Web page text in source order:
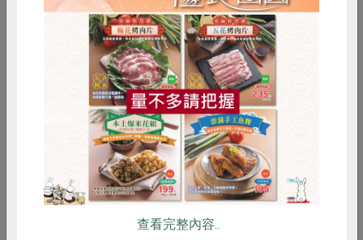
這苦中帶甜的濃郁，如同母親對子女的濃情。
RPET 食譜 減硝酸鹽
雞蛋 食安 共同購買
查看完整內容..